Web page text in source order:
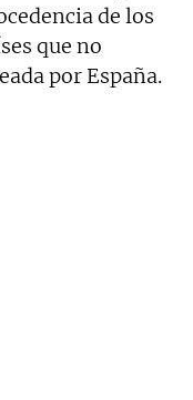
de los
que no
por España.